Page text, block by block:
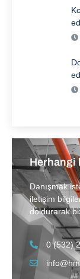
Herhangi
Danışmak
iletişim
doldurarak
0 (532)